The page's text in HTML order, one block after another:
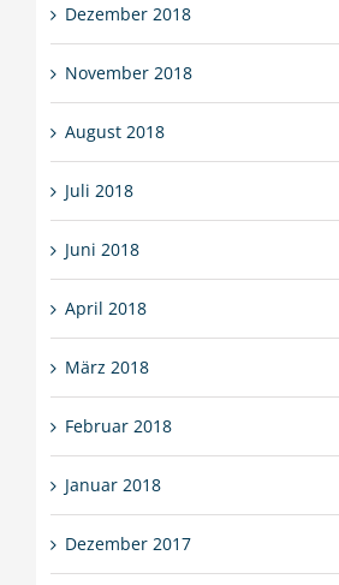
Dezember 2018
November 2018
August 2018
Juli 2018
Juni 2018
April 2018
März 2018
Februar 2018
Januar 2018
Dezember 2017